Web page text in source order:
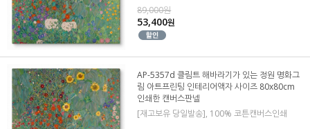
89,000원
53,400원
AP-5357d 클림트 해바라기가 있는 정원 명화그
림 아트프린팅 인테리어액자 사이즈 80x80cm
인쇄한 캔버스판넬
[재고보유 당일발송], 100% 코튼캔버스인쇄